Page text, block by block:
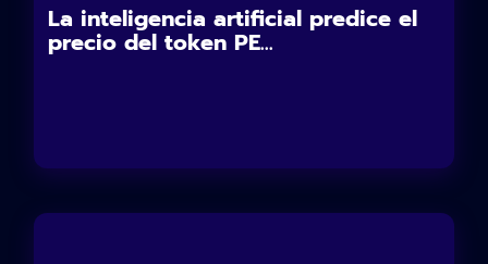
La inteligencia artificial predice el
precio del token PE...